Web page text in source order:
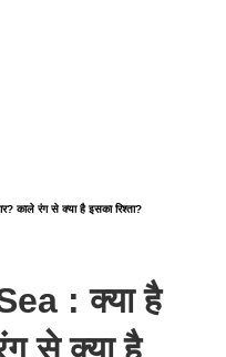
काले रंग से क्या है इसका रिश्ता?
: क्या है